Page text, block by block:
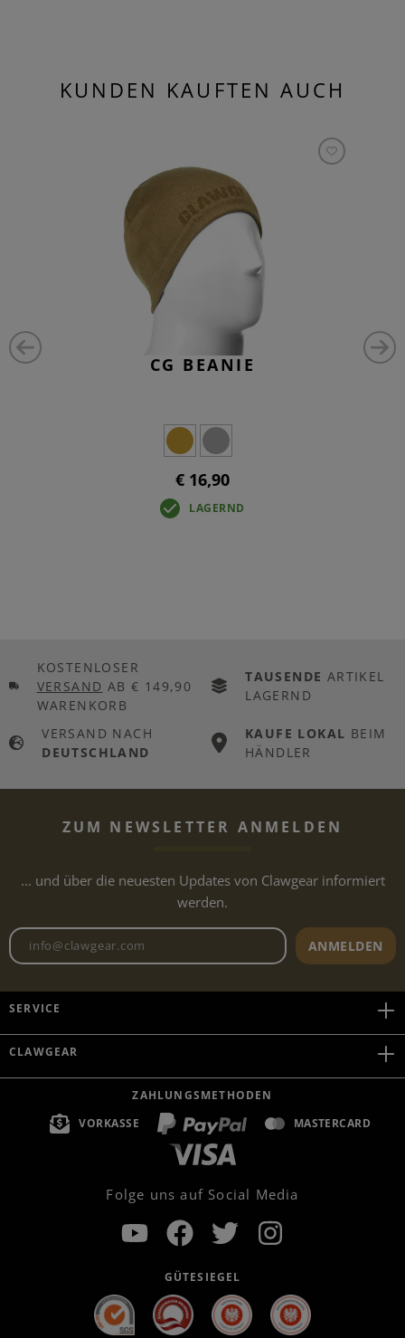
KUNDEN KAUFTEN AUCH
CG BEANIE
€ 16,90
LAGERND
KOSTENLOSER
VERSAND AB € 149,90
WARENKORB
TAUSENDE ARTIKEL
LAGERND
VERSAND NACH
DEUTSCHLAND
KAUFE LOKAL BEIM
HÄNDLER
ZUM NEWSLETTER ANMELDEN
... und über die neuesten Updates von Clawgear informiert
werden.
Newsletter E-Mail-Adresse
ANMELDEN
SERVICE
CLAWGEAR
ZAHLUNGSMETHODEN
VORKASSE
MASTERCARD
Folge uns auf Social Media
GÜTESIEGEL